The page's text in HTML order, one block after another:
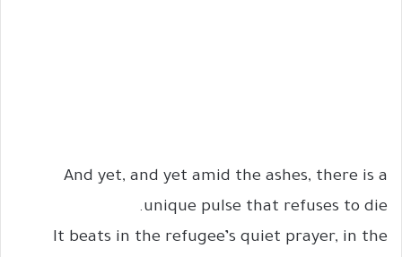
And yet, and yet amid the ashes, there is a
unique pulse that refuses to die.
It beats in the refugee’s quiet prayer, in the